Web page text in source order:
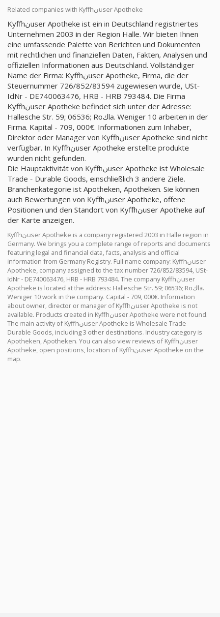
Related companies with Kyffhنuser Apotheke
Kyffhنuser Apotheke ist ein in Deutschland registriertes
Unternehmen 2003 in der Region Halle. Wir bieten Ihnen
eine umfassende Palette von Berichten und Dokumenten
mit rechtlichen und finanziellen Daten, Fakten, Analysen und
offiziellen Informationen aus Deutschland. Vollständiger
Name der Firma: Kyffhنuser Apotheke, Firma, die der
Steuernummer 726/852/83594 zugewiesen wurde, USt-
IdNr - DE740063476, HRB - HRB 793484. Die Firma
Kyffhنuser Apotheke befindet sich unter der Adresse:
Hallesche Str. 59; 06536; Roكla. Weniger 10 arbeiten in der
Firma. Kapital - 709, 000€. Informationen zum Inhaber,
Direktor oder Manager von Kyffhنuser Apotheke sind nicht
verfügbar. In Kyffhنuser Apotheke erstellte produkte
wurden nicht gefunden.
Die Hauptaktivität von Kyffhنuser Apotheke ist Wholesale
Trade - Durable Goods, einschließlich 3 andere Ziele.
Branchenkategorie ist Apotheken, Apotheken. Sie können
auch Bewertungen von Kyffhنuser Apotheke, offene
Positionen und den Standort von Kyffhنuser Apotheke auf
der Karte anzeigen.
Kyffhنuser Apotheke is a company registered 2003 in Halle region in
Germany. We brings you a complete range of reports and documents
featuring legal and financial data, facts, analysis and official
information from Germany Registry. Full name company: Kyffhنuser
Apotheke, company assigned to the tax number 726/852/83594, USt-
IdNr - DE740063476, HRB - HRB 793484. The company Kyffhنuser
Apotheke is located at the address: Hallesche Str. 59; 06536; Roكla.
Weniger 10 work in the company. Capital - 709, 000€. Information
about owner, director or manager of Kyffhنuser Apotheke is not
available. Products created in Kyffhنuser Apotheke were not found.
The main activity of Kyffhنuser Apotheke is Wholesale Trade -
Durable Goods, including 3 other destinations. Industry category is
Apotheken, Apotheken. You can also view reviews of Kyffhنuser
Apotheke, open positions, location of Kyffhنuser Apotheke on the
map.